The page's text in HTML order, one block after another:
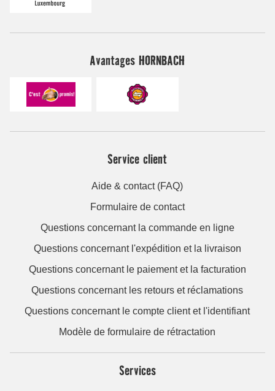
Avantages HORNBACH
Service client
Aide & contact (FAQ)
Formulaire de contact
Questions concernant la commande en ligne
Questions concernant l'expédition et la livraison
Questions concernant le paiement et la facturation
Questions concernant les retours et réclamations
Questions concernant le compte client et l'identifiant
Modèle de formulaire de rétractation
Services